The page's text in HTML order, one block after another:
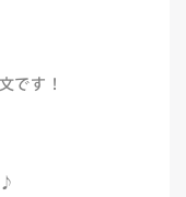
です！